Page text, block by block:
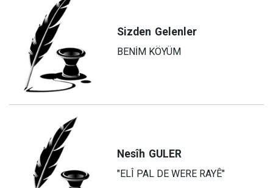
Sizden Gelenler
BENİM KÖYÜM
Nesîh GULER
"ELÎ PAL DE WERE RAYÊ"